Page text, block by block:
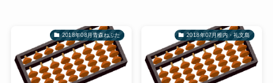
2018年08月青森ねぶた 2018年07月稚内・礼文島